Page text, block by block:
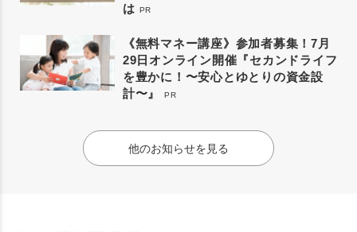
は PR
《無料マネー講座》参加者募集！7月
29日オンライン開催『セカンドライフ
を豊かに！〜安心とゆとりの資金設
計〜』
PR
他のお知らせを見る